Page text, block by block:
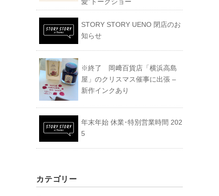
STORY STORY UENO 閉店のお
知らせ
※終了 岡﨑百貨店「横浜高島
屋」のクリスマス催事に出張 –
新作インクあり
年末年始 休業･特別営業時間 202
5
カテゴリー